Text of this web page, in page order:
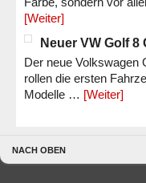
[Weiter]
Neuer VW Golf 8
Der neue Volkswagen
rollen die ersten
Modelle … [Weiter]
NACH OBEN